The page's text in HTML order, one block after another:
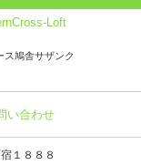
ス鳩舎サザンク
い合わせ
１８８８